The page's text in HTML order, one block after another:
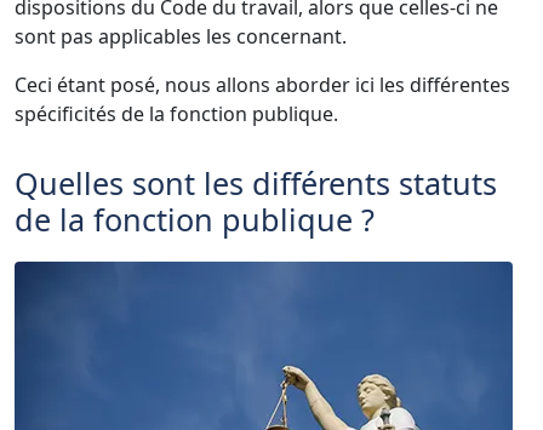
dispositions du Code du travail, alors que celles-ci ne
sont pas applicables les concernant.
Ceci étant posé, nous allons aborder ici les différentes
spécificités de la fonction publique.
Quelles sont les différents statuts
de la fonction publique ?